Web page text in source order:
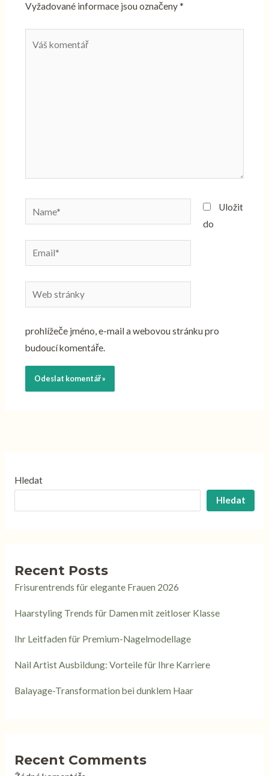
Vyžadované informace jsou označeny *
Name*
Email*
Web
stránky
Uložit
do
prohlížeče jméno, e-mail a webovou stránku pro
budoucí komentáře.
Hledat
Hledat
Recent Posts
Frisurentrends für elegante Frauen 2026
Haarstyling Trends für Damen mit zeitloser Klasse
Ihr Leitfaden für Premium-Nagelmodellage
Nail Artist Ausbildung: Vorteile für Ihre Karriere
Balayage-Transformation bei dunklem Haar
Recent Comments